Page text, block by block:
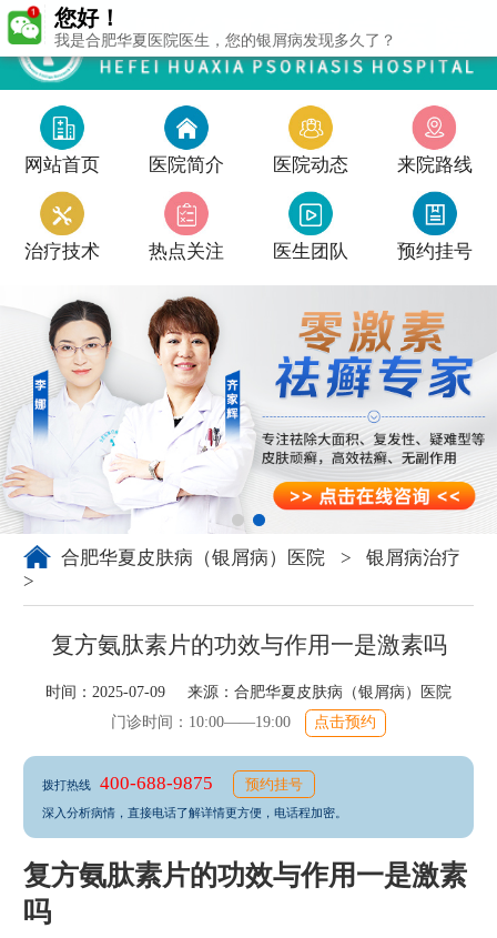
网站首页 医院简介 医院动态 来院路线
治疗技术 热点关注 医生团队 预约挂号
合肥华夏皮肤病（银屑病）医院 >
银屑病治疗
>
复方氨肽素片的功效与作用一是激素吗
时间：2025-07-09 来源： 合肥华夏皮肤病（银屑病）医院
门诊时间：10:00——19:00
点击预约
拨打热线 400-688-9875 预约挂号
深入分析病情，直接电话了解详情更方便，电话程加密。
复方氨肽素片的功效与作用一是激素
吗
您好！
我是合肥华夏医院医生，您的银屑病发现多久了？